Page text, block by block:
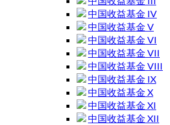
中国收益基金 IV
中国收益基金 V
中国收益基金 VI
中国收益基金 VII
中国收益基金 VIII
中国收益基金 IX
中国收益基金 X
中国收益基金 XI
中国收益基金 XII